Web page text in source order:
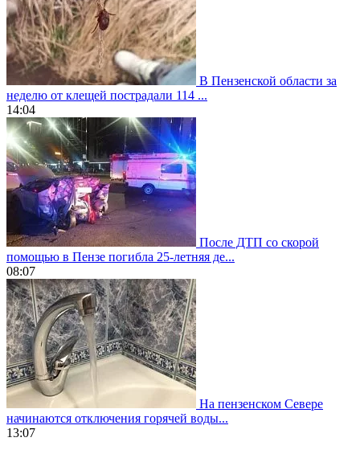
В Пензенской области за
неделю от клещей пострадали 114 ...
14:04
После ДТП со скорой
помощью в Пензе погибла 25-летняя де...
08:07
На пензенском Севере
начинаются отключения горячей воды...
13:07